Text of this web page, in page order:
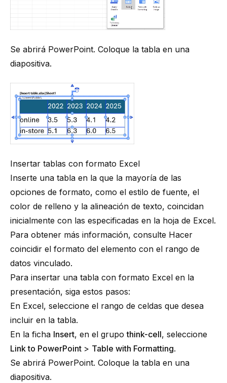
Se abrirá PowerPoint. Coloque la tabla en una
diapositiva.
Insertar tablas con formato Excel
Inserte una tabla en la que la mayoría de las
opciones de formato, como el estilo de fuente, el
color de relleno y la alineación de texto, coincidan
inicialmente con las especificadas en la hoja de Excel.
Para obtener más información, consulte Hacer
coincidir el formato del elemento con el rango de
datos vinculado.
Para insertar una tabla con formato Excel en la
presentación, siga estos pasos:
En Excel, seleccione el rango de celdas que desea
incluir en la tabla.
En la ficha Insert, en el grupothink-cell, seleccione
Link to PowerPoint > Table with Formatting.
Se abrirá PowerPoint. Coloque la tabla en una
diapositiva.